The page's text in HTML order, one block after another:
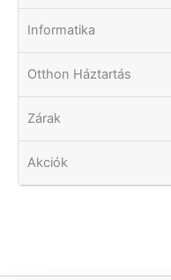
Informatika
Otthon Háztartás
Zárak
Akciók